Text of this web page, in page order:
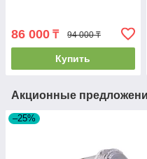
86 000 ₸ 94 000 ₸
Купить
Акционные
–25%